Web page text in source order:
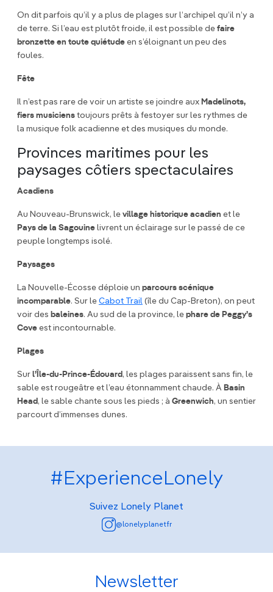
On dit parfois qu’il y a plus de plages sur l’archipel qu’il n’y a
de terre. Si l’eau est plutôt froide, il est possible de faire
bronzette en toute quiétude en s’éloignant un peu des
foules.
Fête
Il n’est pas rare de voir un artiste se joindre aux Madelinots,
fiers musiciens toujours prêts à festoyer sur les rythmes de
la musique folk acadienne et des musiques du monde.
Provinces maritimes pour les
paysages côtiers spectaculaires
Acadiens
Au Nouveau-Brunswick, le village historique acadien et le
Pays de la Sagouine livrent un éclairage sur le passé de ce
peuple longtemps isolé.
Paysages
La Nouvelle-Écosse déploie un parcours scénique
incomparable. Sur le Cabot Trail (île du Cap-Breton), on peut
voir des baleines. Au sud de la province, le phare de Peggy’s
Cove est incontournable.
Plages
Sur l’Île-du-Prince-Édouard , les plages paraissent sans fin, le
sable est rougeâtre et l’eau étonnamment chaude. À Basin
Head , le sable chante sous les pieds ; à Greenwich, un sentier
parcourt d’immenses dunes.
#ExperienceLonely
Suivez Lonely Planet
@lonelyplanetfr
Newsletter